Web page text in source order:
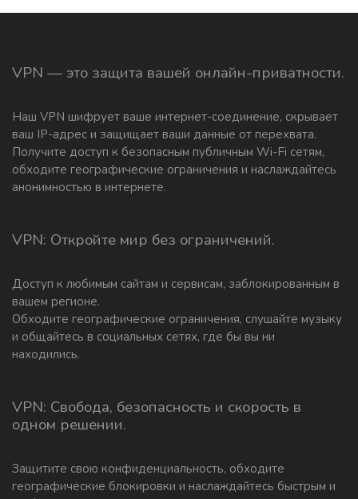
VPN — это защита вашей онлайн-приватности.
Наш VPN шифрует ваше интернет-соединение, скрывает
ваш IP-адрес и защищает ваши данные от перехвата.
Получите доступ к безопасным публичным Wi-Fi сетям,
обходите географические ограничения и наслаждайтесь
анонимностью в интернете.
VPN: Откройте мир без ограничений.
Доступ к любимым сайтам и сервисам, заблокированным в
вашем регионе.
Обходите географические ограничения, слушайте музыку
и общайтесь в социальных сетях, где бы вы ни
находились.
VPN: Свобода, безопасность и скорость в
одном решении.
Защитите свою конфиденциальность, обходите
географические блокировки и наслаждайтесь быстрым и